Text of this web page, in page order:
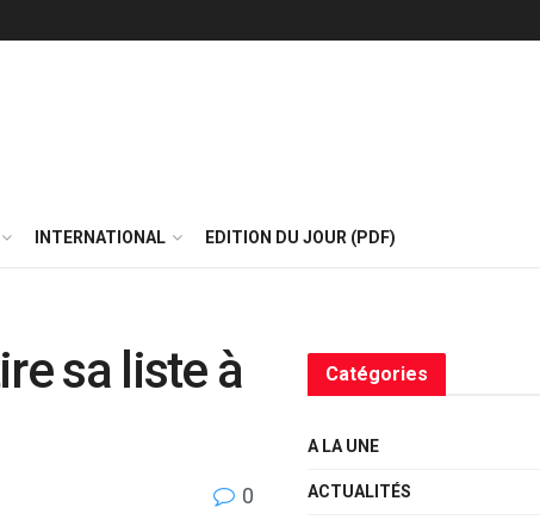
INTERNATIONAL EDITION DU JOUR (PDF)
sa liste à
0
Catégories
A LA UNE
ACTUALITÉS